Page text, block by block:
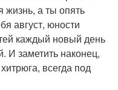
жизнь, а ты опять
август, юности
каждый новый день
И заметить наконец,
всегда под